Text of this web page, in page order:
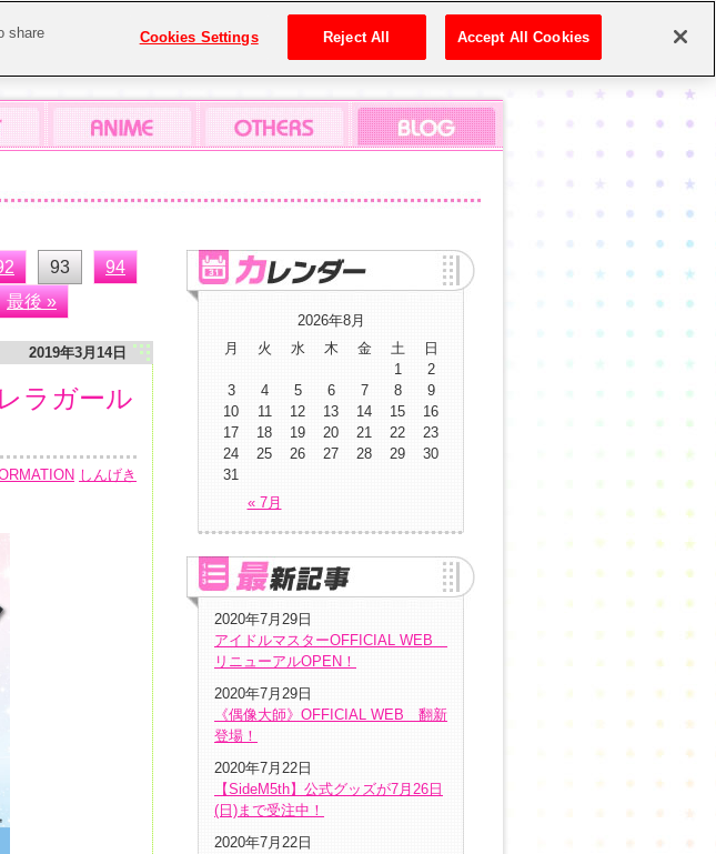
93
94
最後 »
2019年3月14日
ラガール
しんげき
2026年8月
月
火 水 木 金 土 日
« 7月
1
2
3
4 5 6 7 8
9
10
11 12 13 14 15
16
17
18 19 20 21 22
23
24
25 26 27 28 29
30
31
2020年7月29日
アイドルマスターOFFICIAL WEB
リニューアルOPEN！
2020年7月29日
《偶像大師》OFFICIAL WEB 翻新
登場！
2020年7月22日
【SideM5th】公式グッズが7月26日
(日)まで受注中！
2020年7月22日
share
Cookies Settings Reject All Accept All Cookies